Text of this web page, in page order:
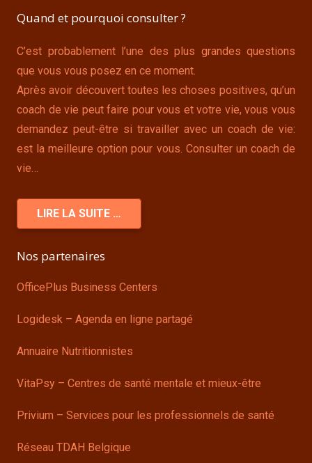
Quand et pourquoi consulter ?
C’est probablement l’une des plus grandes questions
que vous vous posez en ce moment.
Après avoir découvert toutes les choses positives, qu’un
coach de vie peut faire pour vous et votre vie, vous vous
demandez peut-être si travailler avec un coach de vie:
est la meilleure option pour vous. Consulter un coach de
vie…
LIRE LA SUITE …
Nos partenaires
OfficePlus Business Centers
Logidesk – Agenda en ligne partagé
Annuaire Nutritionnistes
VitaPsy – Centres de santé mentale et mieux-être
Privium – Services pour les professionnels de santé
Réseau TDAH Belgique